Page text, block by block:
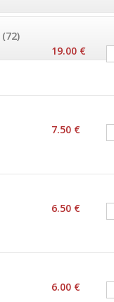
(72)
19.00 €
7.50 €
6.50 €
6.00 €